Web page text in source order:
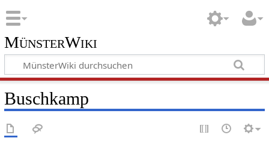
MünsterWiki
Buschkamp